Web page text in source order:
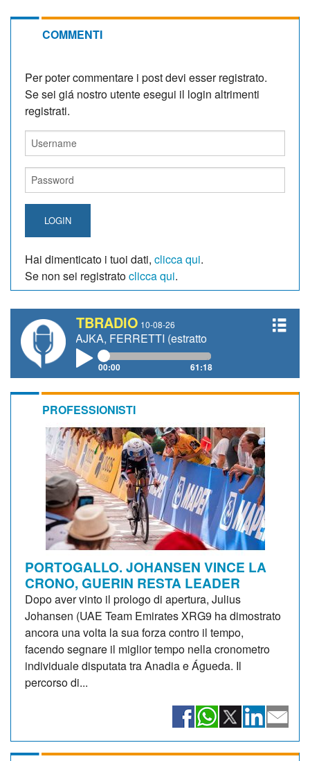
COMMENTI
Per poter commentare i post devi esser registrato.
Se sei giá nostro utente esegui il login altrimenti
registrati.
LOGIN
Hai dimenticato i tuoi dati, clicca qui.
Se non sei registratoclicca qui.
TBRADIO 10-08-26
MAJKA, FERRETTI (estratto 2021)
00:00 61:18
PROFESSIONISTI
PORTOGALLO. JOHANSEN VINCE LA
CRONO, GUERIN RESTA LEADER
Dopo aver vinto il prologo di apertura, Julius
Johansen (UAE Team Emirates XRG9 ha dimostrato
ancora una volta la sua forza contro il tempo,
facendo segnare il miglior tempo nella cronometro
individuale disputata tra Anadia e Águeda. Il
percorso di...